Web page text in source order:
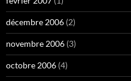
décembre 2006 (2)
novembre 2006 (3)
octobre 2006 (4)